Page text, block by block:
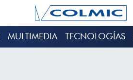
MULTIMEDIA TECNOLOGÍAS